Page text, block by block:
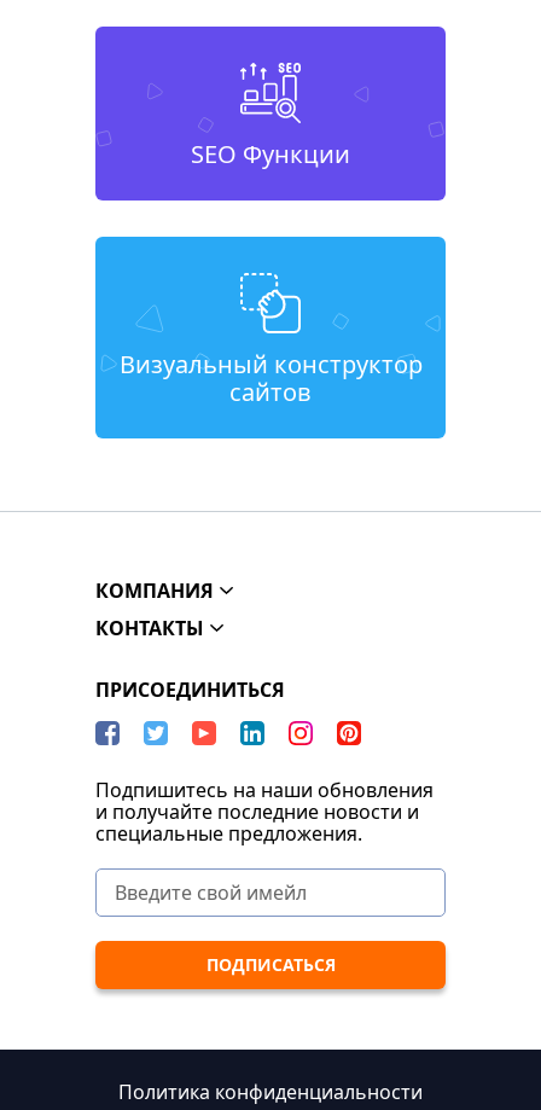
SEO Функции
Визуальный конструктор
сайтов
КОМПАНИЯ
КОНТАКТЫ
ПРИСОЕДИНИТЬСЯ
Подпишитесь на наши обновления
и получайте последние новости и
специальные предложения.
Политика конфиденциальности